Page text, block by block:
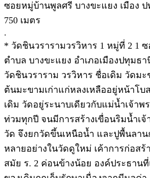
ซอยหมู่บ้านพูลศรี บางขะแยง เมือง ป
750 เมตร
.
* วัดชินวรารามวรวิหาร 1 หมู่ที่ 2 1
ตำบล บางขะแยง อำเภอเมืองปทุมธ
วัดชินวราราม วรวิหาร ชื่อเดิม วัดม
ต้นมะขามเก่าแก่หลงเหลืออยู่หน้าโบ
เดิม วัดอยู่ระนาบเดียวกับแม่น้ำเจ้าพ
ท่วมทุกปี จนมีการสร้างเขื่อนริมน้ำเ
วัด จึงยกวัดขึ้นเหนือน้ำ และปูพื้นลาน
หลายอย่างในวัดดูใหม่ เค้าการก่อสร้
สมัย ร. 2 ค่อนข้างน้อย องค์ประธาน